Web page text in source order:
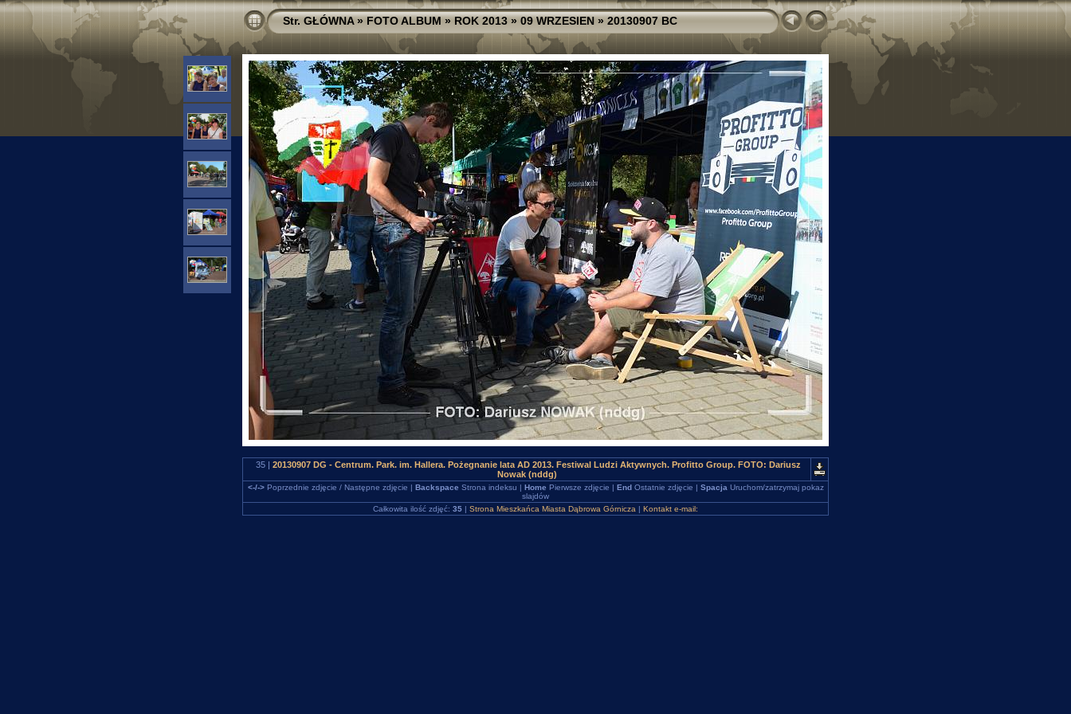
Str. GŁÓWNA»FOTO ALBUM»ROK 2013»09 WRZESIEN»20130907 BC
35 | 20130907 DG - Centrum. Park. im. Hallera. Pożegnanie lata AD 2013. Festiwal Ludzi Aktywnych. Profitto Group. FOTO: Dariusz
Nowak (nddg)
<-/->Poprzednie zdjęcie / Następne zdjęcie | Backspace Strona indeksu | Home Pierwsze zdjęcie | EndOstatnie zdjęcie | Spacja Uruchom/zatrzymaj pokaz
slajdów
Całkowita ilość zdjęć: 35 | Strona Mieszkańca Miasta Dąbrowa Górnicza | Kontakt e-mail: